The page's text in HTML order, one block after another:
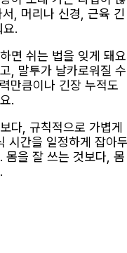
, 머리나 신경, 근육 긴
.
면 쉬는 법을 잊게 돼
, 말투가 날카로워질 수
만큼이나 긴장 누적도
.
다, 규칙적으로 가볍게
시간을 일정하게 잡아
몸을 잘 쓰는 것보다, 몸